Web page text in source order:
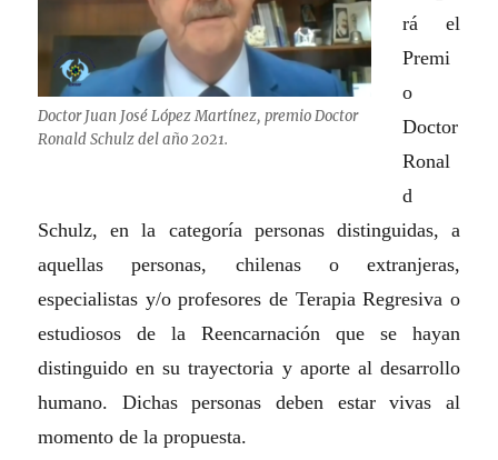
Doctor Juan José López Martínez, premio Doctor
Ronald Schulz del año 2021.
rá el
Premi
o
Doctor
Ronal
d
Schulz, en la categoría personas distinguidas, a
aquellas personas, chilenas o extranjeras,
especialistas y/o profesores de Terapia Regresiva o
estudiosos de la Reencarnación que se hayan
distinguido en su trayectoria y aporte al desarrollo
humano. Dichas personas deben estar vivas al
momento de la propuesta.